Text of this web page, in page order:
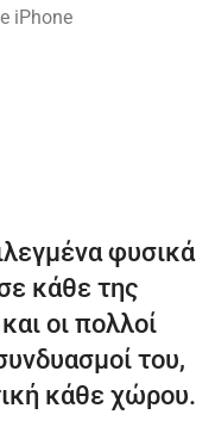
iPhone
φυσικά
κάθε της
οι πολλοί
του,
κάθε χώρου.